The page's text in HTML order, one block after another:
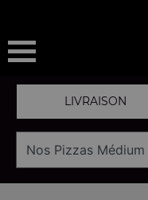
LIVRAISON